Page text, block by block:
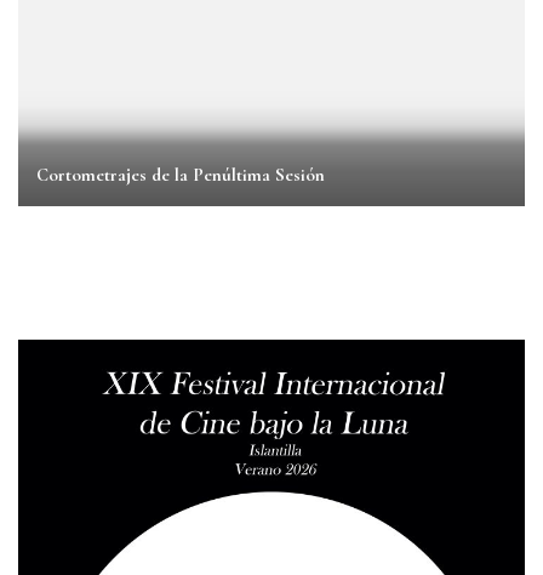
Cortometrajes de la Penúltima Sesión